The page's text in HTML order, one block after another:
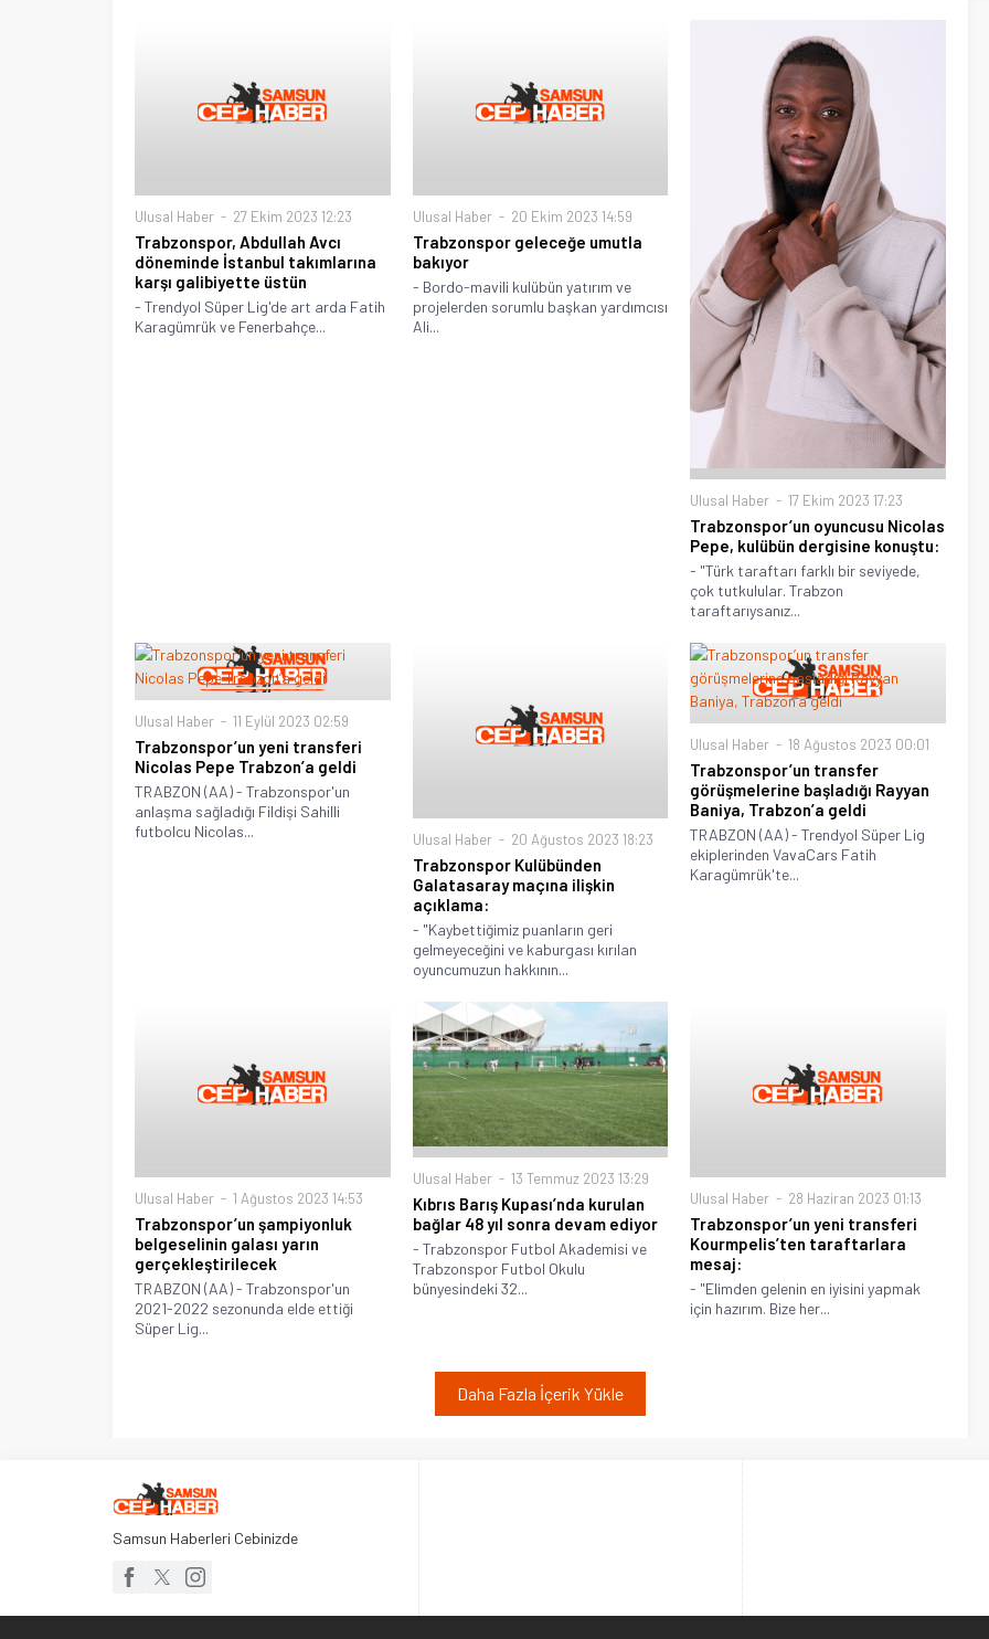
Ulusal Haber 27 Ekim 2023 12:23
Trabzonspor, Abdullah Avcı
döneminde İstanbul takımlarına
karşı galibiyette üstün
- Trendyol Süper Lig'de art arda Fatih
Karagümrük ve Fenerbahçe...
Ulusal Haber 20 Ekim 2023 14:59
Trabzonspor geleceğe umutla
bakıyor
- Bordo-mavili kulübün yatırım ve
projelerden sorumlu başkan yardımcısı
Ali...
Ulusal Haber 17 Ekim 2023 17:23
Trabzonspor’un oyuncusu Nicolas
Pepe, kulübün dergisine konuştu:
- "Türk taraftarı farklı bir seviyede,
çok tutkulular. Trabzon
taraftarıysanız...
Ulusal Haber 11 Eylül 2023 02:59
Trabzonspor’un yeni transferi
Nicolas Pepe Trabzon’a geldi
TRABZON (AA) - Trabzonspor'un
anlaşma sağladığı Fildişi Sahilli
futbolcu Nicolas...
Ulusal Haber 20 Ağustos 2023 18:23
Trabzonspor Kulübünden
Galatasaray maçına ilişkin
açıklama:
- "Kaybettiğimiz puanların geri
gelmeyeceğini ve kaburgası kırılan
oyuncumuzun hakkının...
Ulusal Haber 18 Ağustos 2023 00:01
Trabzonspor’un transfer
görüşmelerine başladığı Rayyan
Baniya, Trabzon’a geldi
TRABZON (AA) - Trendyol Süper Lig
ekiplerinden VavaCars Fatih
Karagümrük'te...
Ulusal Haber 1 Ağustos 2023 14:53
Trabzonspor’un şampiyonluk
belgeselinin galası yarın
gerçekleştirilecek
TRABZON (AA) - Trabzonspor'un
2021-2022 sezonunda elde ettiği
Süper Lig...
Ulusal Haber 13 Temmuz 2023 13:29
Kıbrıs Barış Kupası’nda kurulan
bağlar 48 yıl sonra devam ediyor
- Trabzonspor Futbol Akademisi ve
Trabzonspor Futbol Okulu
bünyesindeki 32...
Ulusal Haber 28 Haziran 2023 01:13
Trabzonspor’un yeni transferi
Kourmpelis’ten taraftarlara
mesaj:
- "Elimden gelenin en iyisini yapmak
için hazırım. Bize her...
Daha Fazla İçerik Yükle
Samsun Haberleri Cebinizde